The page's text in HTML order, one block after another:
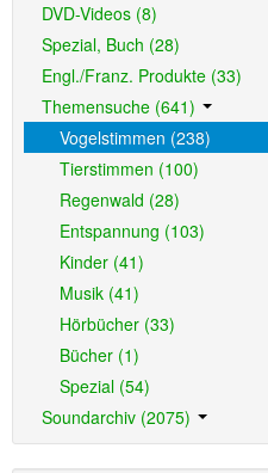
DVD-Videos (8)
Spezial, Buch (28)
Engl./Franz. Produkte (33)
Themensuche (641)
Vogelstimmen (238)
Tierstimmen (100)
Regenwald (28)
Entspannung (103)
Kinder (41)
Musik (41)
Hörbücher (33)
Bücher (1)
Spezial (54)
Soundarchiv (2075)